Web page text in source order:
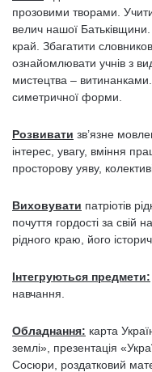
прозовими творами.
велич нашої
край. Збагатити
ознайомлювати учнів з
мистецтва – витинанками.
симетричної форми.
Розвивати зв’язне
інтерес, увагу, вміння
просторову уяву,
Виховувати патріотів
почуття гордості за
рідного краю, його
Інтегруються предмети:
навчання.
Обладнання: карта
землі», презентація
Сосюри, роздатковий